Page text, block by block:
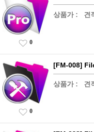
상품가 : 견
0
[FM-008]
상품가 : 견
0